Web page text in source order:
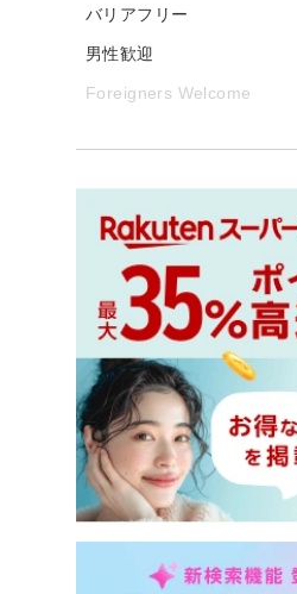
バリアフリー
男性歓迎
Foreigners Welcome